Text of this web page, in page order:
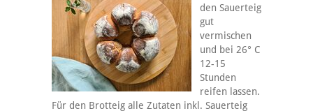
den Sauerteig
gut
vermischen
und bei 26° C
12-15
Stunden
reifen lassen.
Für den Brotteig alle Zutaten inkl. Sauerteig